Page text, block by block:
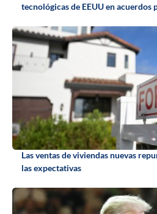
tecnológicas de EEUU en
Las ventas de viviendas nuevas
las expectativas